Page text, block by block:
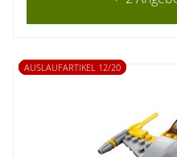
AUSLAUFARTIKEL 12/20